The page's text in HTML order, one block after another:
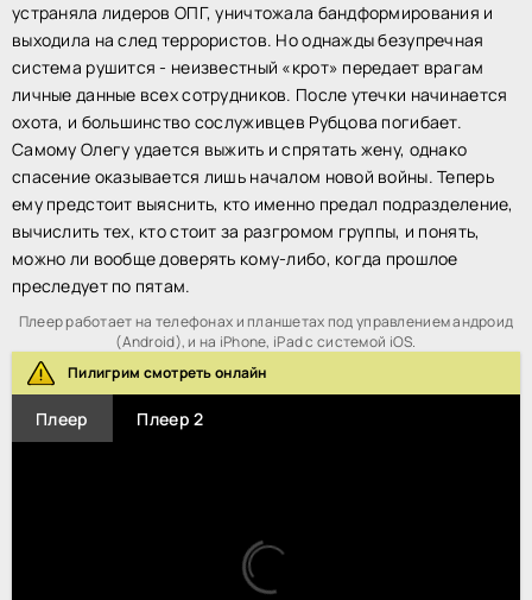
устраняла лидеров ОПГ, уничтожала бандформирования и
выходила на след террористов. Но однажды безупречная
система рушится - неизвестный «крот» передает врагам
личные данные всех сотрудников. После утечки начинается
охота, и большинство сослуживцев Рубцова погибает.
Самому Олегу удается выжить и спрятать жену, однако
спасение оказывается лишь началом новой войны. Теперь
ему предстоит выяснить, кто именно предал подразделение,
вычислить тех, кто стоит за разгромом группы, и понять,
можно ли вообще доверять кому-либо, когда прошлое
преследует по пятам.
Плеер работает на телефонах и планшетах под управлением андроид
(Android), и на iPhone, iPad с системой iOS.
Пилигрим смотреть онлайн
Плеер Плеер 2